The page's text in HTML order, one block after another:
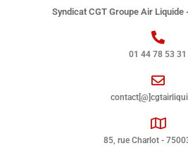
Syndicat CGT Groupe Air Liquide
01 44 78 53 31
85, rue Charlot -